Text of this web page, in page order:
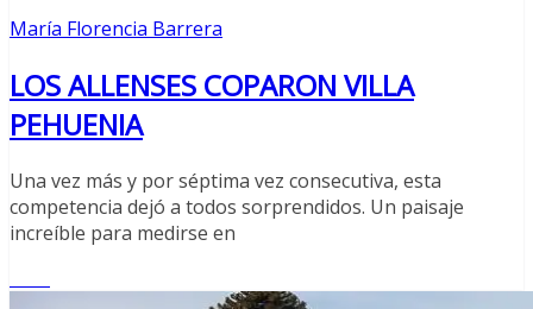
María Florencia Barrera
LOS ALLENSES COPARON VILLA
PEHUENIA
Una vez más y por séptima vez consecutiva, esta
competencia dejó a todos sorprendidos. Un paisaje
increíble para medirse en